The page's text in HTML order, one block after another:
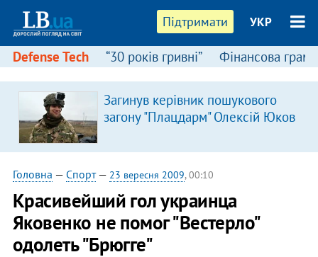
Підтримати УКР
Defense Tech “30 років гривні” Фінансова
Загинув керівник пошукового
загону "Плацдарм" Олексій Юков
Головна — Спорт— 23 вересня 2009, 00:10
Красивейший гол украинца
Яковенко не помог "Вестерло"
одолеть "Брюгге"